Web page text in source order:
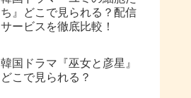
ち』どこで見られる？配信
サービスを徹底比較！
韓国ドラマ『巫女と彦星』
どこで見られる？